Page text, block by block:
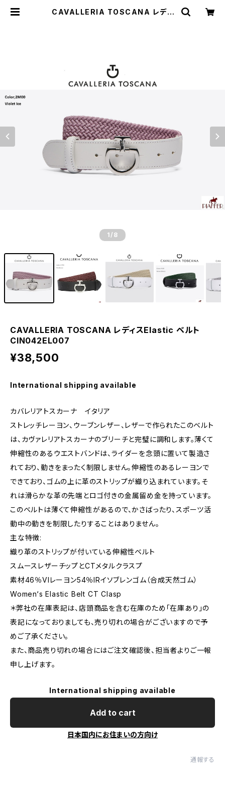
CAVALLERIA TOSCANA レディ
1 /8
CAVALLERIA TOSCANA レディスElastic ベルト
CIN042EL007
¥38,500
International shipping available
カバレリアトスカーナ イタリア
ストレッチレーヨン、ウーブンレザー、レザーで作られたこのベルト
は、カヴァレリアトスカーナのブリーチと完璧に調和します。薄くて
伸縮性のあるウエストバンドは、ライダーを念頭に置いて製造さ
れており、動きをまったく制限しません。伸縮性のあるレーヨンで
できており、ゴムの上に革のストリップが織り込まれています。そ
れは滑らかな革の先端とロゴ付きの金属留め金を持っています。
このベルトは薄くて伸縮性があるので、かさばったり、スポーツ活
動中の動きを制限したりすることはありません。
主な特徴:
織り革のストリップが付いている伸縮性ベルト
スムースレザーチップとCTメタルクラスプ
素材46％VIレーヨン54％IRイソブレンゴム（合成天然ゴム）
Women‘s Elastic Belt CT Clasp
＊弊社の在庫表記は、店頭商品を含む在庫のため「在庫あり」の
表記になっておりましても、売り切れの場合がございますので予
めご了承ください。
また、商品売り切れの場合にはご注文確認後、担当者よりご一報
申し上げます。
International shipping available
Add to cart
日本国内にお住まいの方向け
通報する